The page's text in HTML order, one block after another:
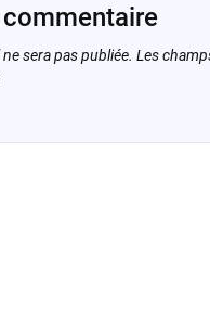
sera pas publiée. Les